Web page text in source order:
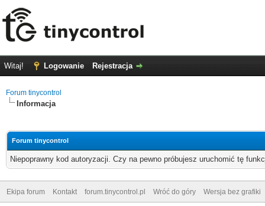
Witaj! Logowanie Rejestracja
Forum tinycontrol
Informacja
Forum tinycontrol
Niepoprawny kod autoryzacji. Czy na pewno próbujesz uruchomić tę
Ekipa forum Kontakt forum.tinycontrol.pl Wróć do góry Wersja bez grafiki